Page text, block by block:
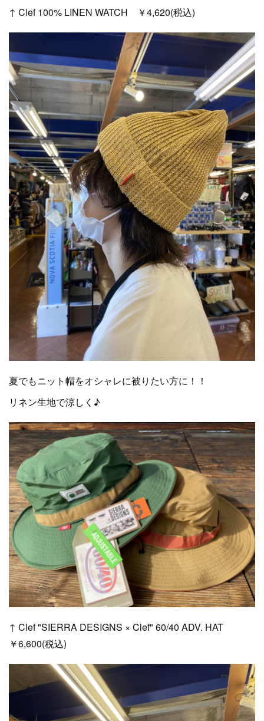
↑ Clef 100% LINEN WATCH ￥4,620(税込)
夏でもニット帽をオシャレに被りたい方に！！
リネン生地で涼しく♪
↑ Clef "SIERRA DESIGNS × Clef" 60/40 ADV. HAT
￥6,600(税込)